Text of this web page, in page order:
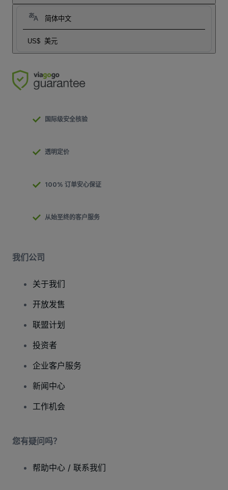
简体中文
US$ 美元
国际级安全核验
透明定价
100% 订单安心保证
从始至终的客户服务
我们公司
关于我们
开放发售
联盟计划
投资者
企业客户服务
新闻中心
工作机会
您有疑问吗？
帮助中心 / 联系我们